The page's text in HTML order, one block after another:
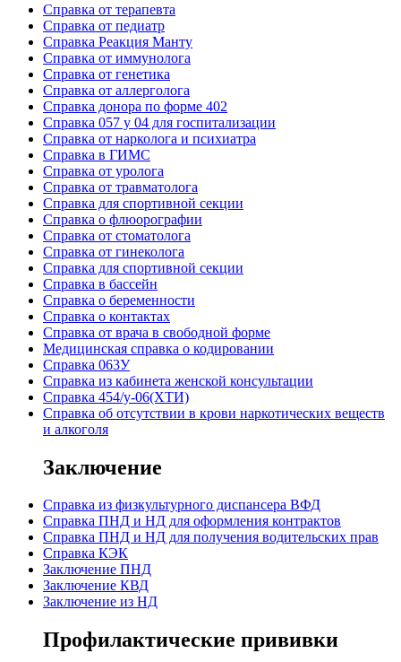
Справка от терапевта
Справка от педиатр
Cправка Реакция Манту
Cправка от иммунолога
Cправка от генетика
Cправка от аллерголога
Cправка донора по форме 402
Cправка 057 у 04 для госпитализации
Справка от нарколога и психиатра
Справка в ГИМС
Cправка от уролога
Справка от травматолога
Справка для спортивной секции
Справка о флюорографии
Справка от стоматолога
Справка от гинеколога
Справка для спортивной секции
Справка в бассейн
Справка о беременности
Справка о контактах
Справка от врача в свободной форме
Медицинская справка о кодировании
Справка 063У
Справка из кабинета женской консультации
Справка 454/у-06(ХТИ)
Справка об отсутствии в крови наркотических веществ
и алкоголя
Заключение
Cправка из физкультурного диспансера ВФД
Cправка ПНД и НД для оформления контрактов
Справка ПНД и НД для получения водительских прав
Справка КЭК
Заключение ПНД
Заключение КВД
Заключение из НД
Профилактические прививки